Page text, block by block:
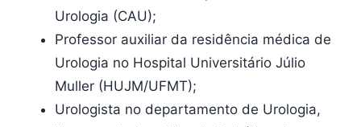
Urologia (CAU);
Professor auxiliar da residência médica de
Urologia no Hospital Universitário Júlio
Muller (HUJM/UFMT);
Urologista no departamento de Urologia,